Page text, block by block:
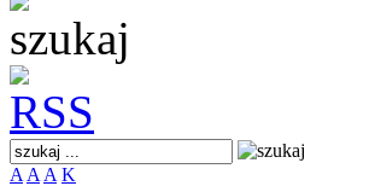
A A A K